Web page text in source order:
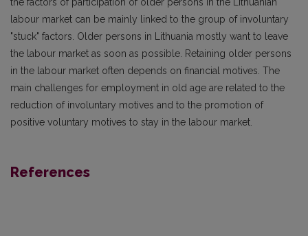
labour market can be mainly linked to the group of involuntary
"stuck" factors. Older persons in Lithuania mostly want to leave
the labour market as soon as possible. Retaining older persons
in the labour market often depends on financial motives. The
main challenges for employment in old age are related to the
reduction of involuntary motives and to the promotion of
positive voluntary motives to stay in the labour market.
References